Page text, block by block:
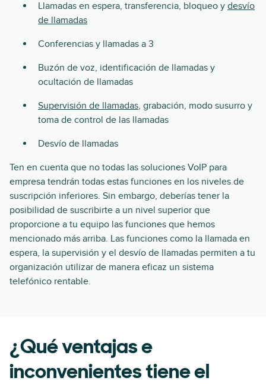
Llamadas en espera, transferencia, bloqueo y desvío
de llamadas
Conferencias y llamadas a 3
Buzón de voz, identificación de llamadas y
ocultación de llamadas
Supervisión de llamadas, grabación, modo susurro y
toma de control de las llamadas
Desvío de llamadas
Ten en cuenta que no todas las soluciones VoIP para
empresa tendrán todas estas funciones en los niveles de
suscripción inferiores. Sin embargo, deberías tener la
posibilidad de suscribirte a un nivel superior que
proporcione a tu equipo las funciones que hemos
mencionado más arriba. Las funciones como la llamada en
espera, la supervisión y el desvío de llamadas permiten a tu
organización utilizar de manera eficaz un sistema
telefónico rentable.
¿Qué ventajas e
inconvenientes tiene el